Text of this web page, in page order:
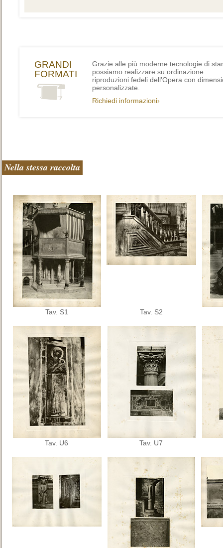
GRANDI
FORMATI
Grazie alle più moderne tecnologie di
possiamo realizzare su ordinazione
riproduzioni fedeli dell’Opera con
personalizzate.
Richiedi informazioni›
Nella stessa raccolta
Tav. S1 Tav. S2
Tav. U6 Tav. U7